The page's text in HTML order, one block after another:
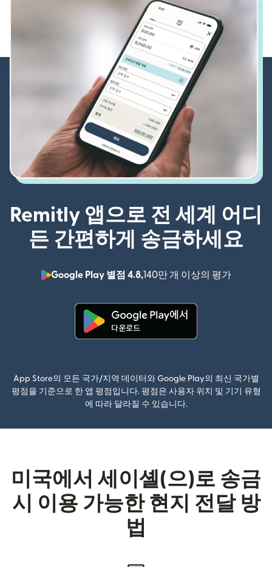
Remitly 앱으로 전 세계 어디
든 간편하게 송금하세요
Google Play 별점 4.8,140만 개 이상의 평가
App Store의 모든 국가/지역 데이터와 Google Play의 최신 국가별
평점을 기준으로 한 앱 평점입니다. 평점은 사용자 위치 및 기기 유형
에 따라 달라질 수 있습니다.
미국에서 세이셸(으)로 송금
시 이용 가능한 현지 전달 방
법